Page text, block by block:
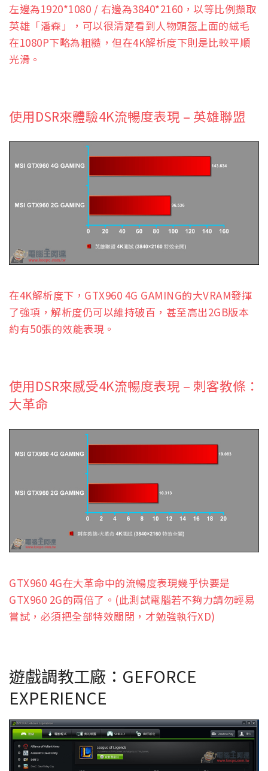
左邊為1920*1080 / 右邊為3840*2160，以等比例擷取
英雄「潘森」，可以很清楚看到人物頭盔上面的絨毛
在1080P下略為粗糙，但在4K解析度下則是比較平順
光滑。
使用DSR來體驗4K流暢度表現 – 英雄聯盟
在4K解析度下，GTX960 4G GAMING的大VRAM發揮
了強項，解析度仍可以維持破百，甚至高出2GB版本
約有50張的效能表現。
使用DSR來感受4K流暢度表現 – 刺客教條：
大革命
GTX960 4G在大革命中的流暢度表現幾乎快要是
GTX960 2G的兩倍了。(此測試電腦若不夠力請勿輕易
嘗試，必須把全部特效關閉，才勉強執行XD)
遊戲調教工廠：GEFORCE
EXPERIENCE